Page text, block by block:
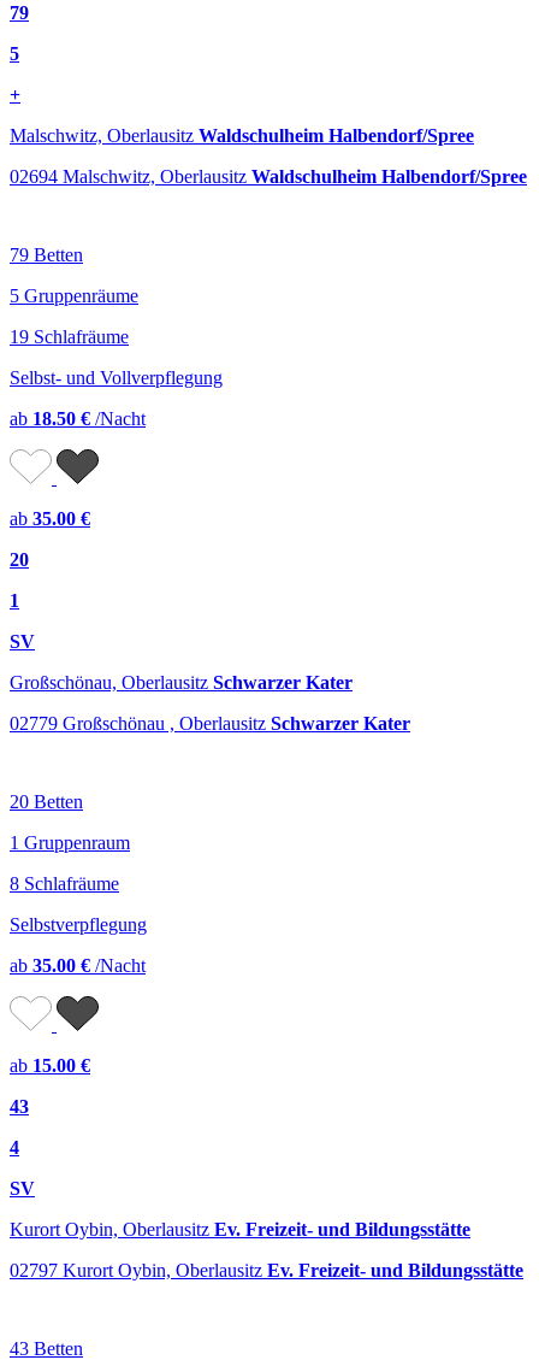
79
5
+
Malschwitz, Oberlausitz Waldschulheim Halbendorf/Spree
02694 Malschwitz, Oberlausitz Waldschulheim Halbendorf/Spree
79 Betten
5 Gruppenräume
19 Schlafräume
Selbst- und Vollverpflegung
ab 18.50 € /Nacht
ab 35.00 €
20
1
SV
Großschönau, Oberlausitz Schwarzer Kater
02779 Großschönau , Oberlausitz Schwarzer Kater
20 Betten
1 Gruppenraum
8 Schlafräume
Selbstverpflegung
ab 35.00 € /Nacht
ab 15.00 €
43
4
SV
Kurort Oybin, Oberlausitz Ev. Freizeit- und Bildungsstätte
02797 Kurort Oybin, Oberlausitz Ev. Freizeit- und Bildungsstätte
43 Betten